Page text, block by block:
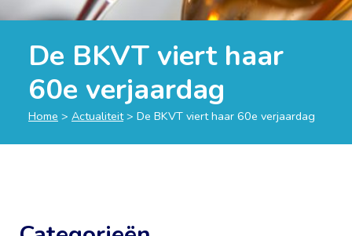
De BKVT viert haar
60e verjaardag
Home > Actualiteit> De BKVT viert haar 60e verjaardag